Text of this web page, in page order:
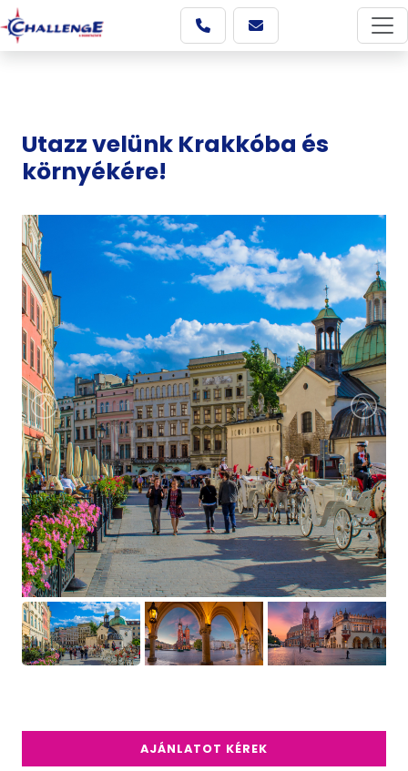
Utazz velünk Krakkóba és
környékére!
Képgaléria
AJÁNLATOT KÉREK